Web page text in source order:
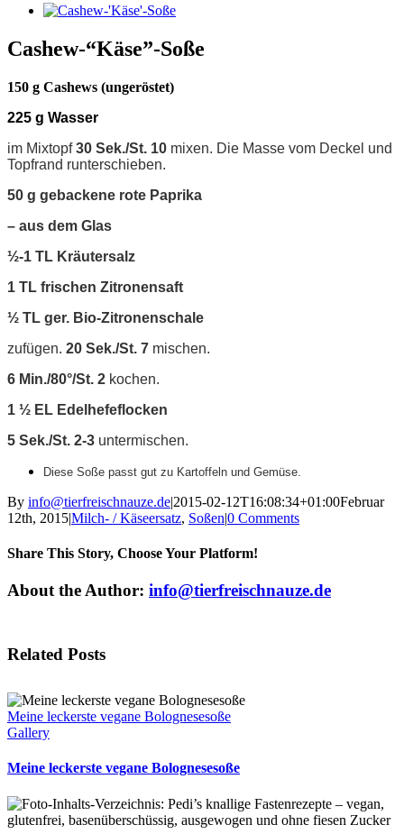
View
Image
Cashew-“Käse”-Soße
150 g Cashews (ungeröstet)
225 g Wasser
im Mixtopf30 Sek./St. 10 mixen. Die Masse vom Deckel und
Topfrand runterschieben.
50 g gebackene rote Paprika
– aus dem Glas
½-1 TL Kräutersalz
1 TL frischen Zitronensaft
½ TL ger. Bio-Zitronenschale
zufügen. 20 Sek./St. 7 mischen.
6 Min./80°/St. 2 kochen.
1 ½ EL Edelhefeflocken
5 Sek./St. 2-3 untermischen.
Diese Soße passt gut zu Kartoffeln und Gemüse.
By info@tierfreischnauze.de|2015-02-12T16:08:34+01:00Februar
12th, 2015|Milch- / Käseersatz, Soßen|0 Comments
Share This Story, Choose Your Platform!
Facebook
X
Reddit
LinkedIn
Tumblr
Pinterest
Vk
Email
About the Author: info@tierfreischnauze.de
Related Posts
Meine leckerste vegane Bolognesesoße
Gallery
Meine leckerste vegane Bolognesesoße